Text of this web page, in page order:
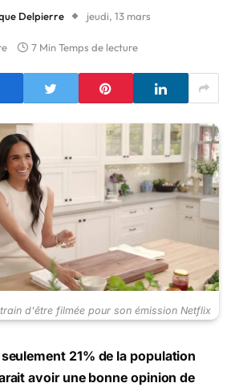
Delpierre jeudi, 13 mars
7 Min Temps de lecture
d'être filmée pour son émission Netflix
21% de la population
avoir une bonne opinion de